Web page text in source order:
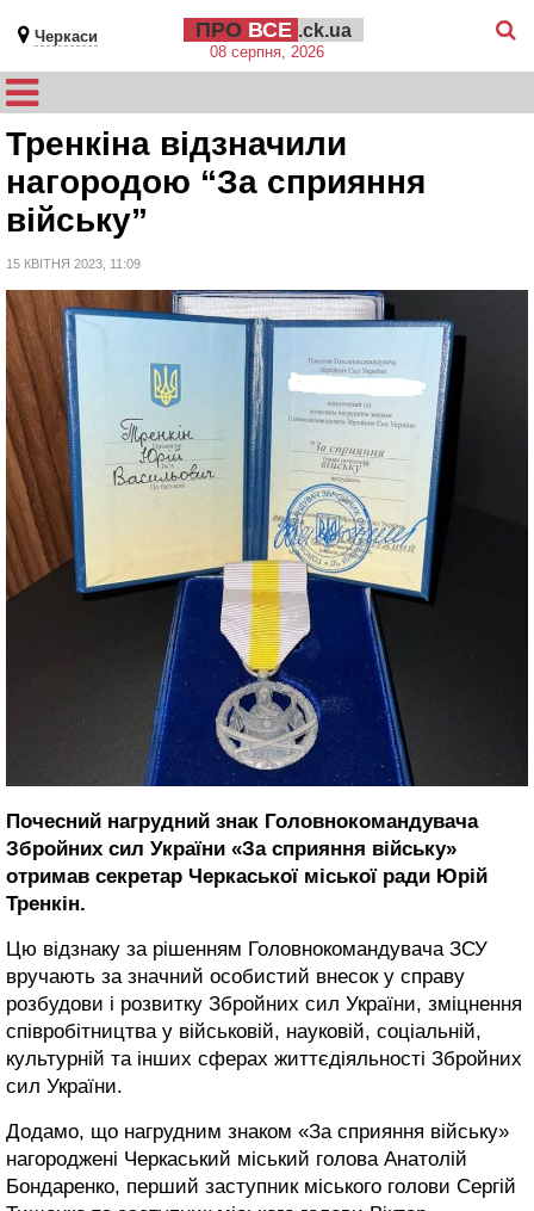
Черкаси ПРО ВСЕ .ck.ua
08 серпня, 2026
Тренкіна відзначили
нагородою “За сприяння
війську”
15 КВІТНЯ 2023, 11:09
Почесний нагрудний знак Головнокомандувача
Збройних cил України «За сприяння війську»
отримав секретар Черкаської міської ради Юрій
Тренкін.
Цю відзнаку за рішенням Головнокомандувача ЗСУ
вручають за значний особистий внесок у справу
розбудови і розвитку Збройних cил України, зміцнення
співробітництва у військовій, науковій, соціальній,
культурній та інших сферах життєдіяльності Збройних
сил України.
Додамо, що нагрудним знаком «За сприяння війську»
нагороджені Черкаський міський голова Анатолій
Бондаренко, перший заступник міського голови Сергій